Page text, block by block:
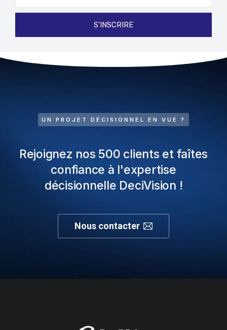
S'INSCRIRE
UN PROJET DÉCISIONNEL EN VUE ?
Rejoignez nos 500 clients et faîtes
confiance à l'expertise
décisionnelle DeciVision !
Nous contacter